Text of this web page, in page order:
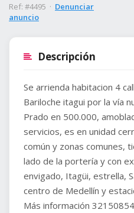
Ref: #4495 · Denunciar
anuncio
Descripción
Se arrienda habitacion 4
Bariloche itagui por la vía
Prado en 500.000,
servicios, es en unidad
común y zonas comunes,
lado de la portería y con
envigado, Itagüi, estrella,
centro de Medellín y
Más información